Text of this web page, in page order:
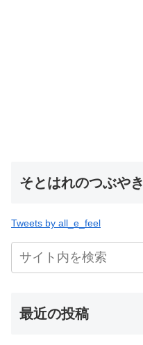
そとはれのつぶやき
Tweets by all_e_feel
最近の投稿